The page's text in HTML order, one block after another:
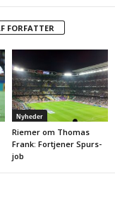
FORFATTER
Nyheder
Riemer om Thomas
Frank: Fortjener Spurs-
job